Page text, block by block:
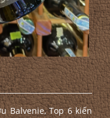
Balvenie, Top 6 kiến